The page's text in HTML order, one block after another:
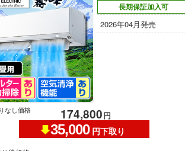
長期保証加入可
2026年04月発売
なし価格 174,800円
35,000 円下取り